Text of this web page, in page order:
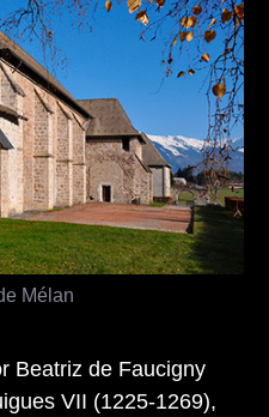
Mélan
Beatriz de Faucigny
VII (1225-1269),